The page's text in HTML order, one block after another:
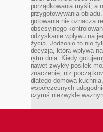
porządkowania myśli, a
przygotowywania
gotowania nie oznacza
obsesyjnego
odzyskanie wpływu na
życia. Jedzenie to nie
decyzja, która wpływa
rytm dnia. Kiedy
nawet zwykły posiłek
znaczenie, niż
dlatego domowa
współczesnych
czymś niezwykle